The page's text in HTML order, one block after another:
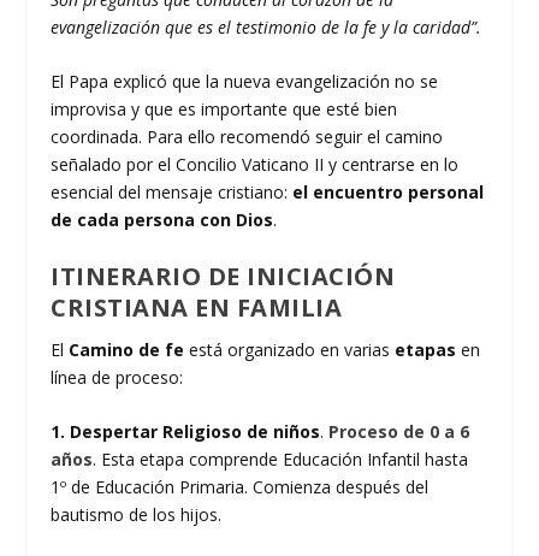
evangelización que es el testimonio de la fe y la caridad”.
El Papa explicó que la nueva evangelización no se
improvisa y que es importante que esté bien
coordinada. Para ello recomendó seguir el camino
señalado por el Concilio Vaticano II y centrarse en lo
esencial del mensaje cristiano: el encuentro personal
de cada persona con Dios.
ITINERARIO DE INICIACIÓN
CRISTIANA EN FAMILIA
El Camino de fe está organizado en varias etapas en
línea de proceso:
1. Despertar Religioso de niños. Proceso de 0 a 6
años. Esta etapa comprende Educación Infantil hasta
1º de Educación Primaria. Comienza después del
bautismo de los hijos.